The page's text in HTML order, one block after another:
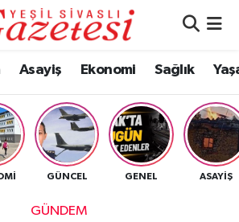
Asayiş Ekonomi Sağlık
GÜNCEL GENEL ASAYIŞ
GÜNDEM